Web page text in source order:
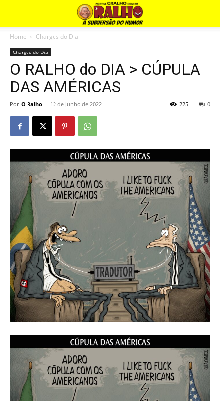
Home Charges do Dia
Charges do Dia
O RALHO do DIA > CÚPULA
DAS AMÉRICAS
Por O Ralho - 12 de junho de 2022 0
225